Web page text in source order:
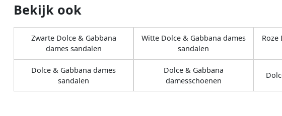
Bekijk ook
Zwarte Dolce & Gabbana
dames sandalen
Witte Dolce & Gabbana dames
sandalen
Roze
Dolce & Gabbana dames
sandalen
Dolce & Gabbana
damesschoenen